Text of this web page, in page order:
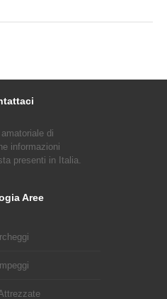
di
informazioni
presenti in Italia.
Aree